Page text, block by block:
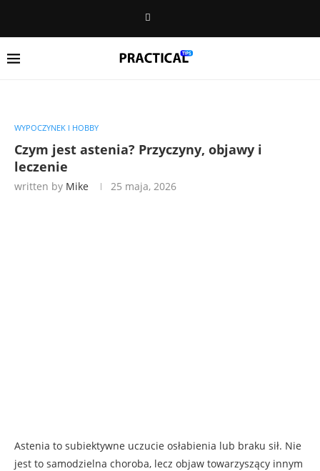
WYPOCZYNEK I HOBBY
Czym jest astenia? Przyczyny, objawy i
leczenie
written by Mike 25 maja, 2026
Astenia to subiektywne uczucie osłabienia lub braku sił. Nie
jest to samodzielna choroba, lecz objaw towarzyszący innym